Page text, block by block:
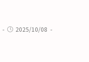
Post2025/10/08